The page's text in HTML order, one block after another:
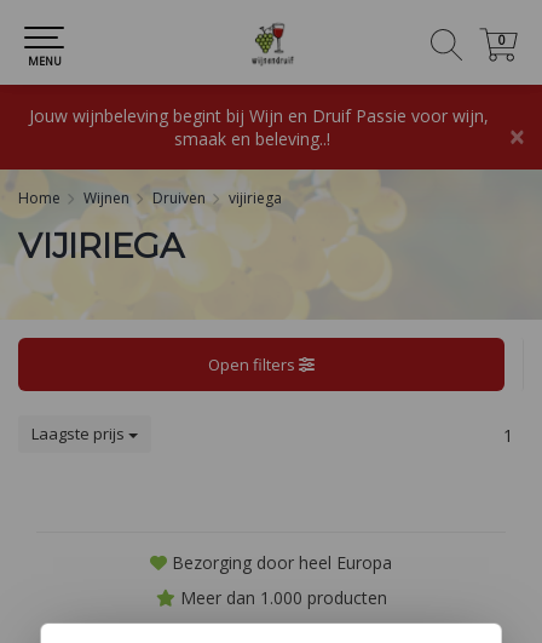
0
0
MENU
Jouw wijnbeleving begint bij Wijn en Druif Passie voor wijn,
smaak en beleving..!
×
Home Wijnen Druiven vijiriega
VIJIRIEGA
Open filters
Laagste prijs 1
Bezorging door heel Europa
Meer dan 1.000 producten